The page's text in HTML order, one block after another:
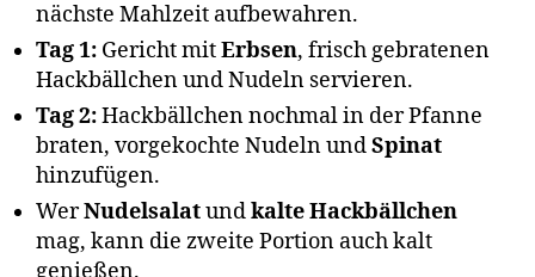
nächste Mahlzeit aufbewahren.
Tag 1: Gericht mitErbsen, frisch gebratenen
Hackbällchen und Nudeln servieren.
Tag 2:Hackbällchen nochmal in der Pfanne
braten, vorgekochte Nudeln undSpinat
hinzufügen.
WerNudelsalatundkalte Hackbällchen
mag, kann die zweite Portion auch kalt